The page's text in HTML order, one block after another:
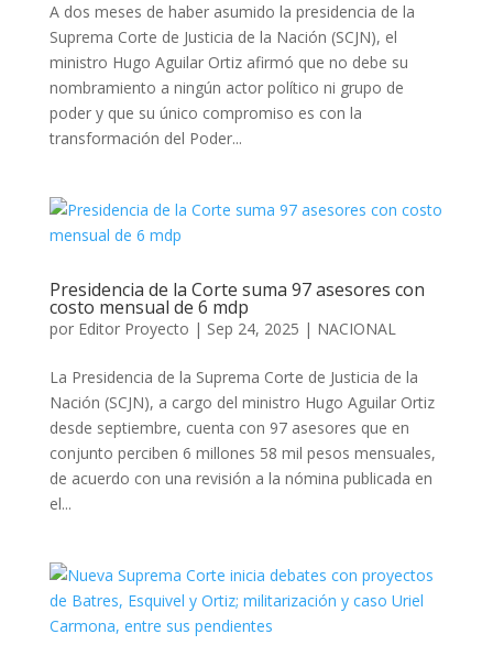
A dos meses de haber asumido la presidencia de la
Suprema Corte de Justicia de la Nación (SCJN), el
ministro Hugo Aguilar Ortiz afirmó que no debe su
nombramiento a ningún actor político ni grupo de
poder y que su único compromiso es con la
transformación del Poder...
Presidencia de la Corte suma 97 asesores con
costo mensual de 6 mdp
por Editor Proyecto | Sep 24, 2025 | NACIONAL
La Presidencia de la Suprema Corte de Justicia de la
Nación (SCJN), a cargo del ministro Hugo Aguilar Ortiz
desde septiembre, cuenta con 97 asesores que en
conjunto perciben 6 millones 58 mil pesos mensuales,
de acuerdo con una revisión a la nómina publicada en
el...